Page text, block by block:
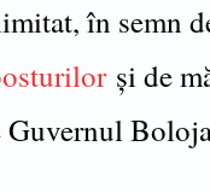
în semn
și de
Guvernul